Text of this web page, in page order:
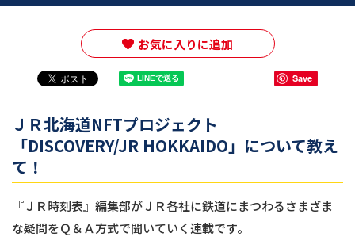
お気に入りに追加
Save
ＪＲ北海道NFTプロジェクト
「DISCOVERY/JR HOKKAIDO」について教え
て！
『ＪＲ時刻表』編集部がＪＲ各社に鉄道にまつわるさまざま
な疑問をＱ＆Ａ方式で聞いていく連載です。